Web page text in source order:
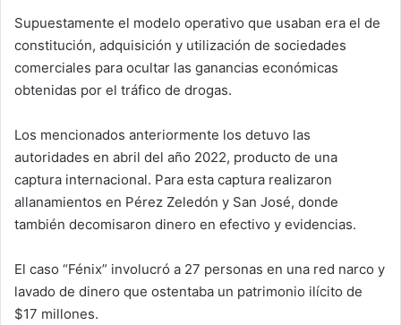
Supuestamente el modelo operativo que usaban era el de
constitución, adquisición y utilización de sociedades
comerciales para ocultar las ganancias económicas
obtenidas por el tráfico de drogas.
Los mencionados anteriormente los detuvo las
autoridades en abril del año 2022, producto de una
captura internacional. Para esta captura realizaron
allanamientos en Pérez Zeledón y San José, donde
también decomisaron dinero en efectivo y evidencias.
El caso “Fénix” involucró a 27 personas en una red narco y
lavado de dinero que ostentaba un patrimonio ilícito de
$17 millones.